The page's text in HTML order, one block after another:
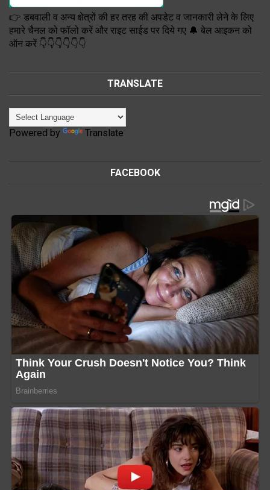
👉 डबवाली व अन्य क्षेत्रों की हर तरह की अपडेट व जानकारी लेने के लिए
हमारे चैनल को फॉलो करें और राइट साईड पर दिये गए 🔔 बेल आइकन को
ऑन करें 👇👇👇👇👇👇
TRANSLATE
Powered by Translate
FACEBOOK